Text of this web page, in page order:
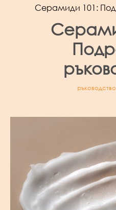
Серамиди 101:
ръководство